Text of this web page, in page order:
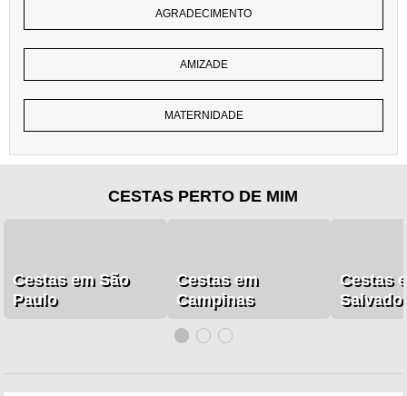
AGRADECIMENTO
AMIZADE
MATERNIDADE
CESTAS PERTO DE MIM
Cestas em São
Paulo
Cestas em
Campinas
Cestas